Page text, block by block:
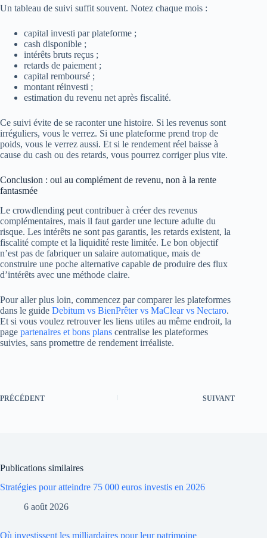
Un tableau de suivi suffit souvent. Notez chaque mois :
capital investi par plateforme ;
cash disponible ;
intérêts bruts reçus ;
retards de paiement ;
capital remboursé ;
montant réinvesti ;
estimation du revenu net après fiscalité.
Ce suivi évite de se raconter une histoire. Si les revenus sont
irréguliers, vous le verrez. Si une plateforme prend trop de
poids, vous le verrez aussi. Et si le rendement réel baisse à
cause du cash ou des retards, vous pourrez corriger plus vite.
Conclusion : oui au complément de revenu, non à la rente
fantasmée
Le crowdlending peut contribuer à créer des revenus
complémentaires, mais il faut garder une lecture adulte du
risque. Les intérêts ne sont pas garantis, les retards existent, la
fiscalité compte et la liquidité reste limitée. Le bon objectif
n’est pas de fabriquer un salaire automatique, mais de
construire une poche alternative capable de produire des flux
d’intérêts avec une méthode claire.
Pour aller plus loin, commencez par comparer les plateformes
dans le guide Debitum vs BienPrêter vs MaClear vs Nectaro.
Et si vous voulez retrouver les liens utiles au même endroit, la
page partenaires et bons plans centralise les plateformes
suivies, sans promettre de rendement irréaliste.
PRÉCÉDENT SUIVANT
Publications similaires
Stratégies pour atteindre 75 000 euros investis en 2026
6 août 2026
Où investissent les milliardaires pour leur patrimoine